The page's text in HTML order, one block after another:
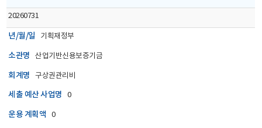
20260731
년/월/일 기획재정부
소관명 산업기반신용보증기금
회계명 구상권관리비
세출 예산 사업명 0
운용 계획액 0